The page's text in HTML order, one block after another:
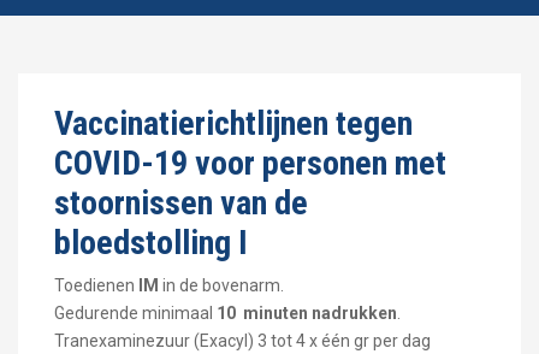
Vaccinatierichtlijnen tegen
COVID-19 voor personen met
stoornissen van de
bloedstolling I
Toedienen IM in de bovenarm.
Gedurende minimaal 10 minuten nadrukken
Tranexaminezuur (Exacyl) 3 tot 4 x één gr per dag